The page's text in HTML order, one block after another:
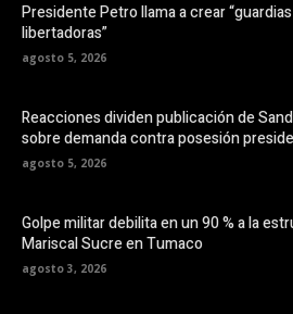
Presidente Petro llama a crear “guardias
libertadoras”
agosto 5, 2026
Reacciones dividen publicación de
sobre demanda contra posesión
agosto 5, 2026
Golpe militar debilita en un 90 % a la
Mariscal Sucre en Tumaco
agosto 3, 2026